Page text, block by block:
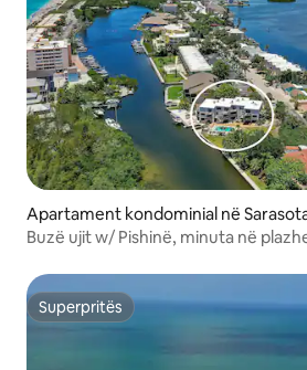
Apartament kondominial në
Buzë ujit w/ Pishinë, minuta në
Superpritës
Superpritës